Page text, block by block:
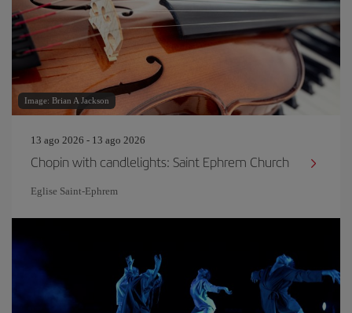
Image: Brian A Jackson
13 ago 2026 - 13 ago 2026
Chopin with candlelights: Saint Ephrem Church
Eglise Saint‐Ephrem